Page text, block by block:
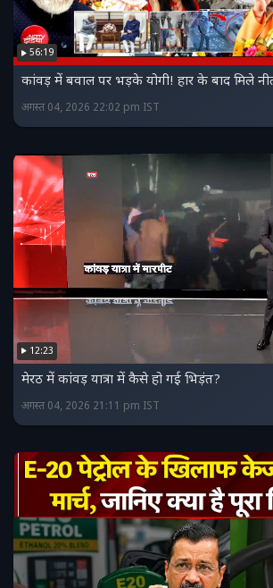
56:19
कांवड़ में बवाल पर भड़के योगी! हार के बाद मिले
अगस्त 04, 2026 22:02 pm IST
12:23
मेरठ में कांवड़ यात्रा में कैसे हो गई भिड़ंत?
अगस्त 04, 2026 21:11 pm IST